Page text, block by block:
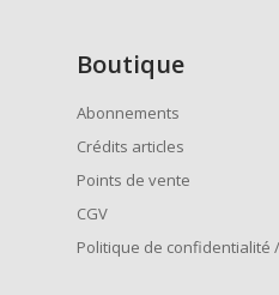
Boutique
Abonnements
Crédits articles
Points de vente
CGV
Politique de confidentialité